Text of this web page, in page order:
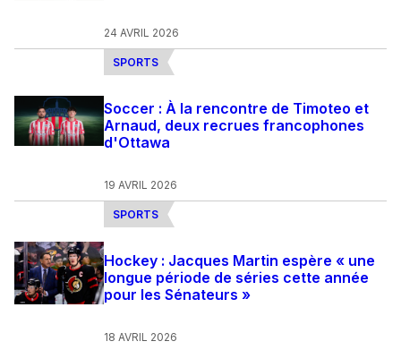
24 AVRIL 2026
SPORTS
Soccer : À la rencontre de Timoteo et
Arnaud, deux recrues francophones
d'Ottawa
19 AVRIL 2026
SPORTS
Hockey : Jacques Martin espère « une
longue période de séries cette année
pour les Sénateurs »
18 AVRIL 2026